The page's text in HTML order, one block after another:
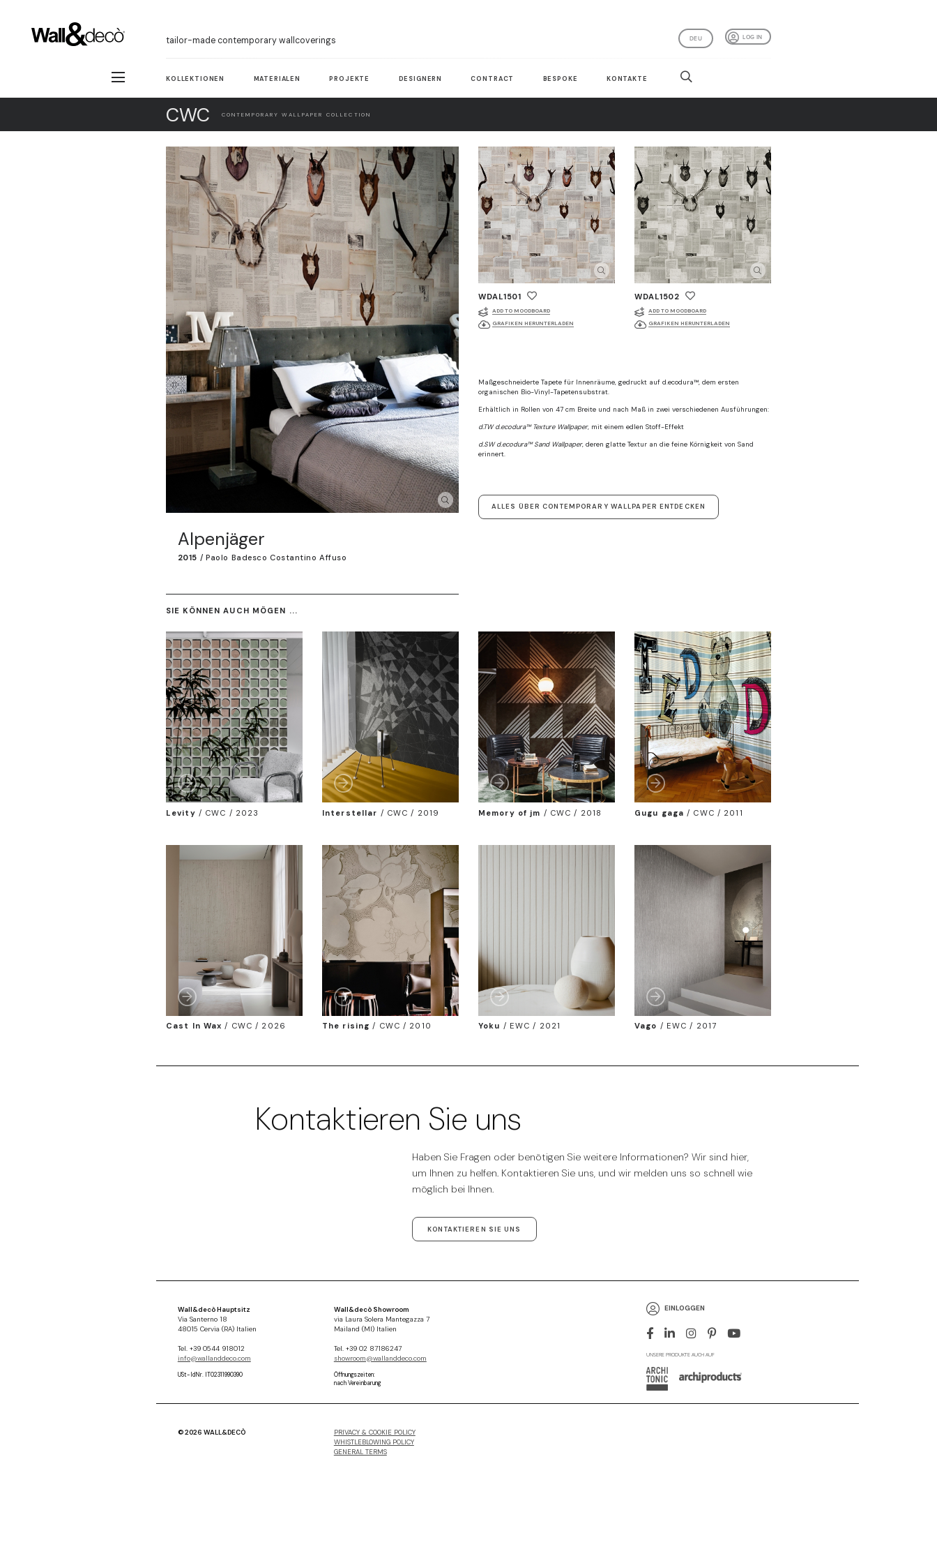
tailor-made contemporary wallcoverings LOG IN
DEU
KOLLEKTIONEN MATERIALEN PROJEKTE DESIGNERN CONTRACT BESPOKE KONTAKTE
CWC CONTEMPORARY WALLPAPER COLLECTION
Alpenjäger
2015 / Paolo Badesco Costantino Affuso
WDAL1501
ADD TO MOODBOARD
GRAFIKEN HERUNTERLADEN
WDAL1502
ADD TO MOODBOARD
GRAFIKEN HERUNTERLADEN
Maßgeschneiderte Tapete für Innenräume, gedruckt auf d.ecodura™, dem ersten
organischen Bio-Vinyl-Tapetensubstrat.
Erhältlich in Rollen von 47 cm Breite und nach Maß in zwei verschiedenen Ausführungen:
d.TW d.ecodura™ Texture Wallpaper, mit einem edlen Stoff-Effekt
d.SW d.ecodura™ Sand Wallpaper, deren glatte Textur an die feine Körnigkeit von Sand
erinnert.
ALLES ÜBER CONTEMPORARY WALLPAPER ENTDECKEN
SIE KÖNNEN AUCH MÖGEN ...
Levity / CWC / 2023 Interstellar / CWC / 2019 Memory of jm / CWC / 2018 Gugu gaga / CWC / 2011
Cast In Wax / CWC / 2026 The rising / CWC / 2010 Yoku / EWC / 2021 Vago / EWC / 2017
Kontaktieren Sie uns
Haben Sie Fragen oder benötigen Sie weitere Informationen? Wir sind hier,
um Ihnen zu helfen. Kontaktieren Sie uns, und wir melden uns so schnell wie
möglich bei Ihnen.
KONTAKTIEREN SIE UNS
Wall&decò Hauptsitz
Via Santerno 18
48015 Cervia (RA) Italien
Tel. +39 0544 918012
info@wallanddeco.com
USt-IdNr. IT02311990390
Wall&decò Showroom
via Laura Solera Mantegazza 7
Mailand (MI) Italien
Tel. +39 02 87186247
showroom@wallanddeco.com
Öffnungszeiten:
nach Vereinbarung
EINLOGGEN
UNSERE PRODUKTE AUCH AUF
© 2026 WALL&DECÒ
PRIVACY & COOKIE POLICY
WHISTLEBLOWING POLICY
GENERAL TERMS